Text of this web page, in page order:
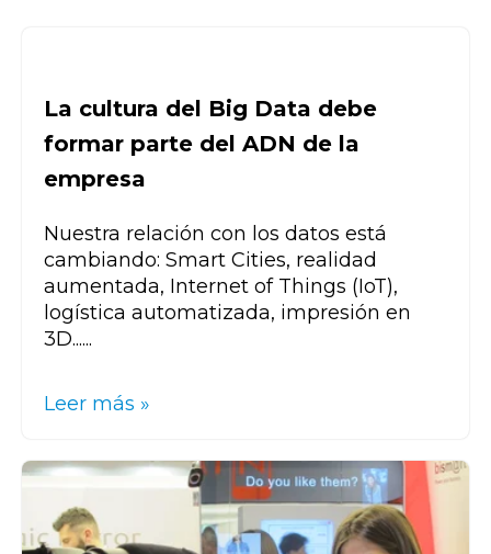
La cultura del Big Data debe
formar parte del ADN de la
empresa
Nuestra relación con los datos está
cambiando: Smart Cities, realidad
aumentada, Internet of Things (IoT),
logística automatizada, impresión en
3D......
Leer más »